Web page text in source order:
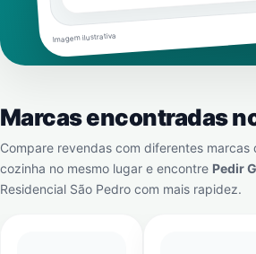
Imagem ilustrativa
Marcas encontradas
Compare revendas com diferentes
cozinha no mesmo lugar e encontre Pedir
Residencial São Pedro com mais rapidez.